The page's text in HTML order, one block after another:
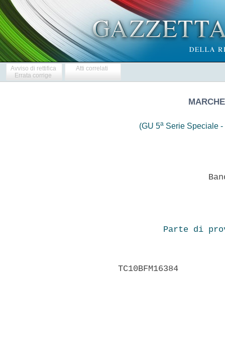
Avviso di rettifica
Errata corrige
Atti correlati
(GU 5aSerie Speciale -
Parte di